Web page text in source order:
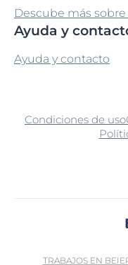
Descube más
Ayuda y
Ayuda y contacto
Condiciones de uso
TRABAJOS EN